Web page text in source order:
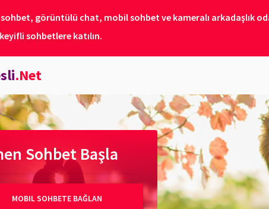
sohbet, görüntülü chat, mobil sohbet ve kameralı arkadaşlık
keyifli sohbetlere katılın.
.Net
Sohbet Başla
MOBIL SOHBETE BAĞLAN